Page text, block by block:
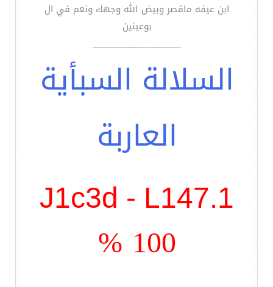
ابن عيفه ماقصر وبيض الله وجهك ونعم في ال
بوعينين
__________________
السلالة السبأية
العاربة
J1c3d - L147.1
100 %